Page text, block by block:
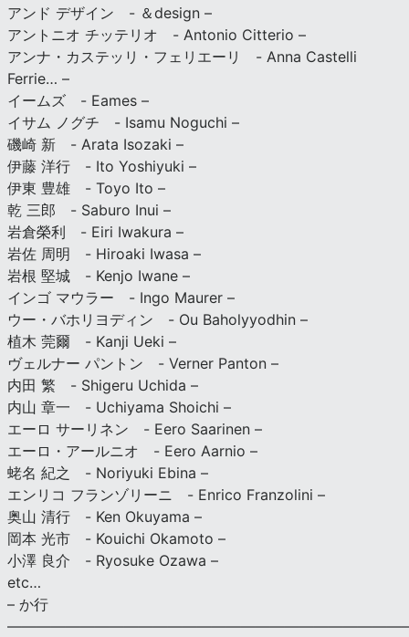
アンド デザイン - ＆design –
アントニオ チッテリオ - Antonio Citterio –
アンナ・カステッリ・フェリエーリ - Anna Castelli
Ferrie… –
イームズ - Eames –
イサム ノグチ - Isamu Noguchi –
磯崎 新 - Arata Isozaki –
伊藤 洋行 - Ito Yoshiyuki –
伊東 豊雄 - Toyo Ito –
乾 三郎 - Saburo Inui –
岩倉榮利 - Eiri Iwakura –
岩佐 周明 - Hiroaki Iwasa –
岩根 堅城 - Kenjo Iwane –
インゴ マウラー - Ingo Maurer –
ウー・バホリヨディン - Ou Baholyyodhin –
植木 莞爾 - Kanji Ueki –
ヴェルナー パントン - Verner Panton –
内田 繁 - Shigeru Uchida –
内山 章一 - Uchiyama Shoichi –
エーロ サーリネン - Eero Saarinen –
エーロ・アールニオ - Eero Aarnio –
蛯名 紀之 - Noriyuki Ebina –
エンリコ フランゾリーニ - Enrico Franzolini –
奥山 清行 - Ken Okuyama –
岡本 光市 - Kouichi Okamoto –
小澤 良介 - Ryosuke Ozawa –
etc…
– か行